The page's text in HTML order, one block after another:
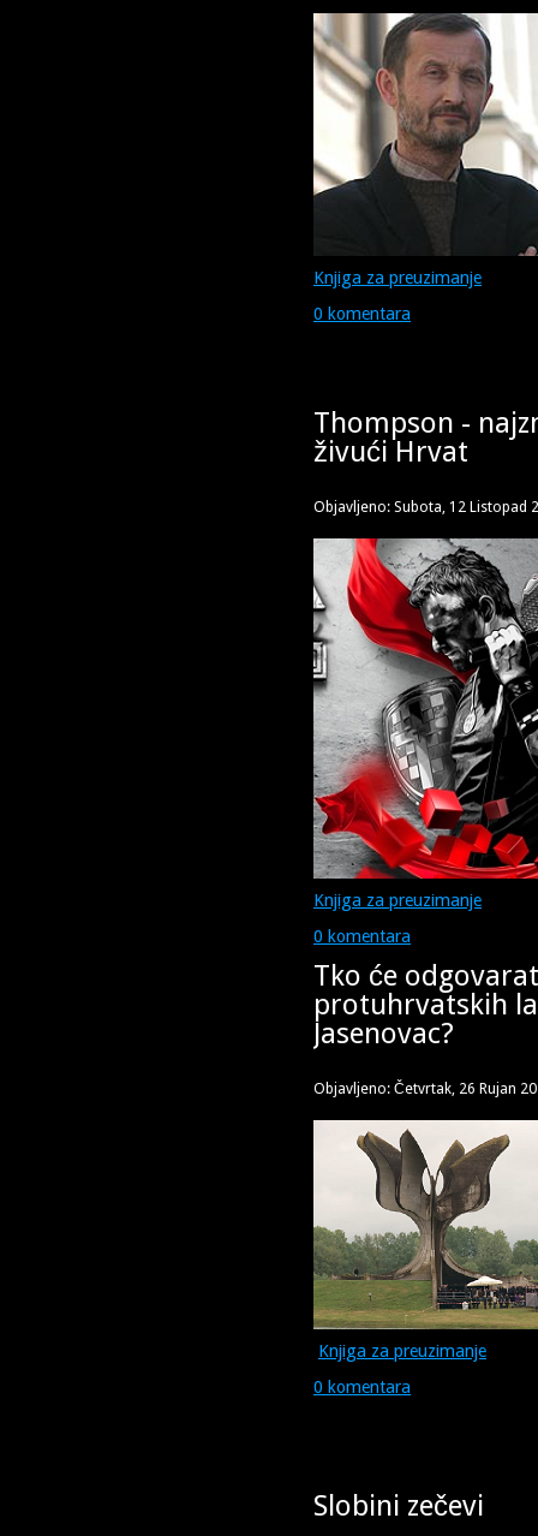
Knjiga za preuzimanje
0 komentara
Thompson -
živući Hrvat
Objavljeno: Subota, 12 Listopad
Knjiga za preuzimanje
0 komentara
Tko će
protuhrvatskih
Jasenovac?
Objavljeno: Četvrtak, 26 Rujan
Knjiga za preuzimanje
0 komentara
Slobini zečevi